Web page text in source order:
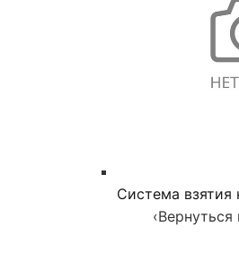
Система взятия
‹Вернуться